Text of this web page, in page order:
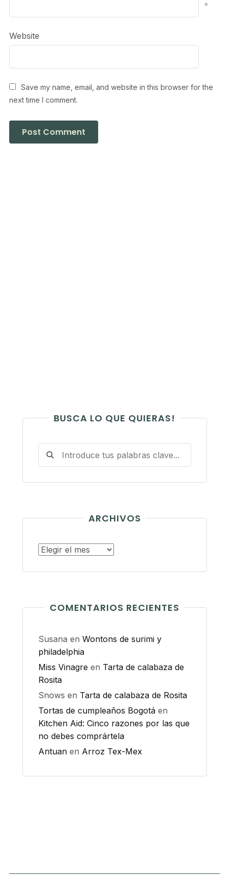
*
Website
Save my name, email, and website in this browser for the
next time I comment.
BUSCA LO QUE QUIERAS!
ARCHIVOS
Archivos
COMENTARIOS RECIENTES
Susana en Wontons de surimi y
philadelphia
Miss Vinagre en Tarta de calabaza de
Rosita
Snows en Tarta de calabaza de Rosita
Tortas de cumpleaños Bogotáen
Kitchen Aid: Cinco razones por las que
no debes comprártela
Antuanen Arroz Tex-Mex